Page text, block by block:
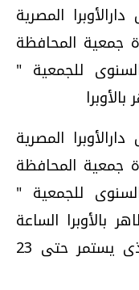
المصرية
جمعية المحافظة
للجمعية "
المصرية
جمعية المحافظة
للجمعية "
بالأوبرا الساعة
السابعة مساء الأحد القادم والذى يستمر حتى 23